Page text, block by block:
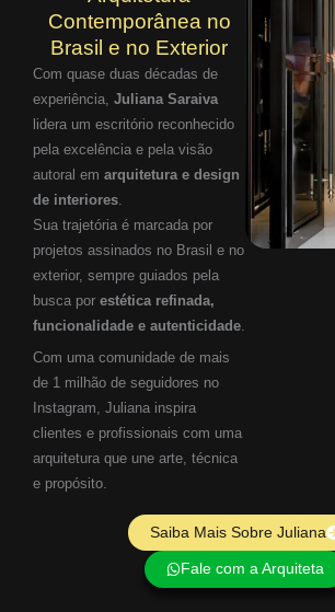
Contemporânea no
Brasil e no Exterior
Com quase duas décadas de
experiência, Juliana Saraiva
lidera um escritório reconhecido
pela excelência e pela visão
autoral em arquitetura e design
de interiores
Sua trajetória é marcada por
projetos assinados no Brasil e no
exterior, sempre guiados pela
busca por estética refinada,
funcionalidade e autenticidade
Com uma comunidade de mais
de 1 milhão de seguidores no
Instagram, Juliana inspira
clientes e profissionais com uma
arquitetura que une arte, técnica
e propósito.
Saiba Mais Sobre Juliana
Fale com a Arquiteta